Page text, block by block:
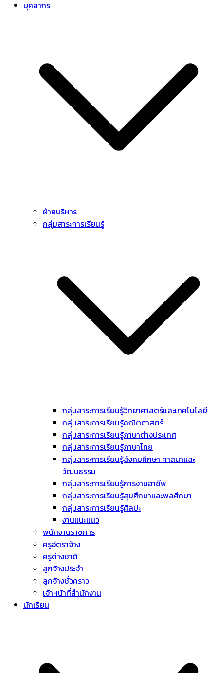
บุคลากร
ฝ่ายบริหาร
กลุ่มสาระการเรียนรู้
กลุ่มสาระการเรียนรู้วิทยาศาสตร์และเทคโนโลยี
กลุ่มสาระการเรียนรู้คณิตศาสตร์
กลุ่มสาระการเรียนรู้ภาษาต่างประเทศ
กลุ่มสาระการเรียนรู้ภาษาไทย
กลุ่มสาระการเรียนรู้สังคมศึกษา ศาสนาและ
วัฒนธรรม
กลุ่มสาระการเรียนรู้การงานอาชีพ
กลุ่มสาระการเรียนรู้สุขศึกษาและพลศึกษา
กลุ่มสาระการเรียนรู้ศิลปะ
งานแนะแนว
พนักงานราชการ
ครูอัตราจ้าง
ครูต่างชาติ
ลูกจ้างประจำ
ลูกจ้างชั่วคราว
เจ้าหน้าที่สำนักงาน
นักเรียน